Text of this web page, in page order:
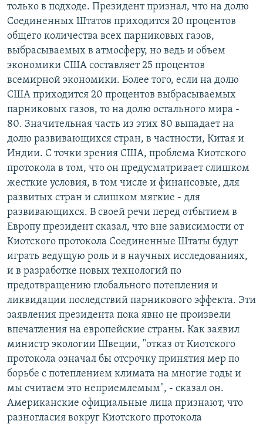
только в подходе. Президент признал, что на долю
Соединенных Штатов приходится 20 процентов
общего количества всех парниковых газов,
выбрасываемых в атмосферу, но ведь и объем
экономики США составляет 25 процентов
всемирной экономики. Более того, если на долю
США приходится 20 процентов выбрасываемых
парниковых газов, то на долю остального мира -
80. Значительная часть из этих 80 выпадает на
долю развивающихся стран, в частности, Китая и
Индии. С точки зрения США, проблема Киотского
протокола в том, что он предусматривает слишком
жесткие условия, в том числе и финансовые, для
развитых стран и слишком мягкие - для
развивающихся. В своей речи перед отбытием в
Европу президент сказал, что вне зависимости от
Киотского протокола Соединенные Штаты будут
играть ведущую роль и в научных исследованиях,
и в разработке новых технологий по
предотвращению глобального потепления и
ликвидации последствий парникового эффекта. Эти
заявления президента пока явно не произвели
впечатления на европейские страны. Как заявил
министр экологии Швеции, "отказ от Киотского
протокола означал бы отсрочку принятия мер по
борьбе с потеплением климата на многие годы и
мы считаем это неприемлемым", - сказал он.
Американские официальные лица признают, что
разногласия вокруг Киотского протокола